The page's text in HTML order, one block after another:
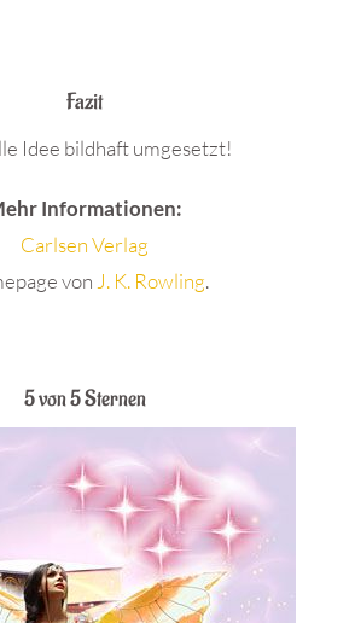
Fazit
Idee bildhaft umgesetzt!
Informationen:
Carlsen Verlag
von J. K. Rowling.
5 von 5 Sternen